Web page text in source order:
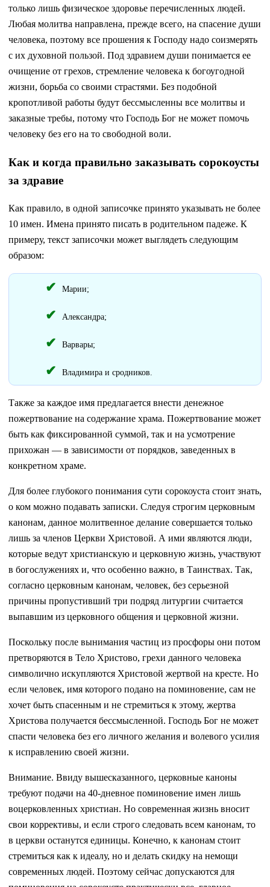
только лишь физическое здоровье перечисленных людей.
Любая молитва направлена, прежде всего, на спасение души
человека, поэтому все прошения к Господу надо соизмерять
с их духовной пользой. Под здравием души понимается ее
очищение от грехов, стремление человека к богоугодной
жизни, борьба со своими страстями. Без подобной
кропотливой работы будут бессмысленны все молитвы и
заказные требы, потому что Господь Бог не может помочь
человеку без его на то свободной воли.
Как и когда правильно заказывать сорокоусты
за здравие
Как правило, в одной записочке принято указывать не более
10 имен. Имена принято писать в родительном падеже. К
примеру, текст записочки может выглядеть следующим
образом:
Марии;
Александра;
Варвары;
Владимира и сродников.
Также за каждое имя предлагается внести денежное
пожертвование на содержание храма. Пожертвование может
быть как фиксированной суммой, так и на усмотрение
прихожан — в зависимости от порядков, заведенных в
конкретном храме.
Для более глубокого понимания сути сорокоуста стоит знать,
о ком можно подавать записки. Следуя строгим церковным
канонам, данное молитвенное делание совершается только
лишь за членов Церкви Христовой. А ими являются люди,
которые ведут христианскую и церковную жизнь, участвуют
в богослужениях и, что особенно важно, в Таинствах. Так,
согласно церковным канонам, человек, без серьезной
причины пропустивший три подряд литургии считается
выпавшим из церковного общения и церковной жизни.
Поскольку после вынимания частиц из просфоры они потом
претворяются в Тело Христово, грехи данного человека
символично искупляются Христовой жертвой на кресте. Но
если человек, имя которого подано на поминовение, сам не
хочет быть спасенным и не стремиться к этому, жертва
Христова получается бессмысленной. Господь Бог не может
спасти человека без его личного желания и волевого усилия
к исправлению своей жизни.
Внимание. Ввиду вышесказанного, церковные каноны
требуют подачи на 40-дневное поминовение имен лишь
воцерковленных христиан. Но современная жизнь вносит
свои коррективы, и если строго следовать всем канонам, то
в церкви останутся единицы. Конечно, к канонам стоит
стремиться как к идеалу, но и делать скидку на немощи
современных людей. Поэтому сейчас допускаются для